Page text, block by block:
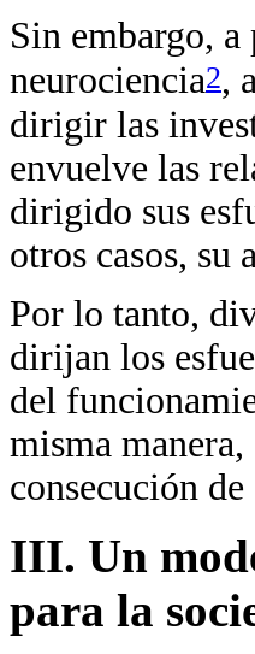
Sin embargo, a
neurociencia2,
dirigir las
envuelve las
dirigido sus
otros casos,
Por lo tanto,
dirijan los
del
misma
consecución
III. Un
para la